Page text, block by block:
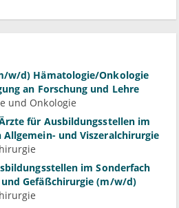
w/d) Hämatologie/Onkologie
an Forschung und Lehre
und Onkologie
für Ausbildungsstellen im
Allgemein- und Viszeralchirurgie
im Sonderfach
Gefäßchirurgie (m/w/d)